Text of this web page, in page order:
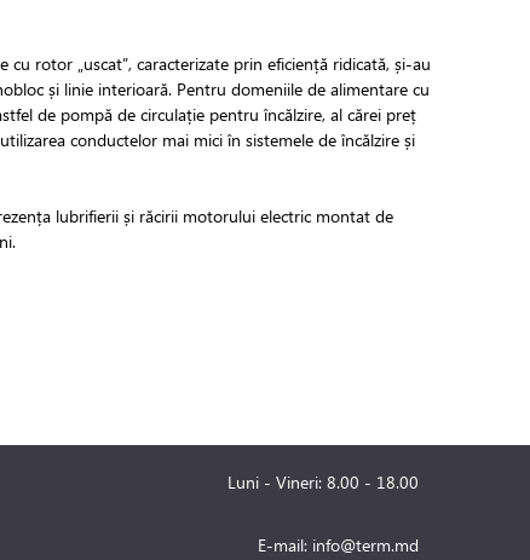
rotor „uscat”, caracterizate prin eficiență ridicată, și-au
și linie interioară. Pentru domeniile de alimentare cu
de pompă de circulație pentru încălzire, al cărei preț
conductelor mai mici în sistemele de încălzire și
lubrifierii și răcirii motorului electric montat de
Luni - Vineri: 8.00 - 18.00
E-mail: info@term.md